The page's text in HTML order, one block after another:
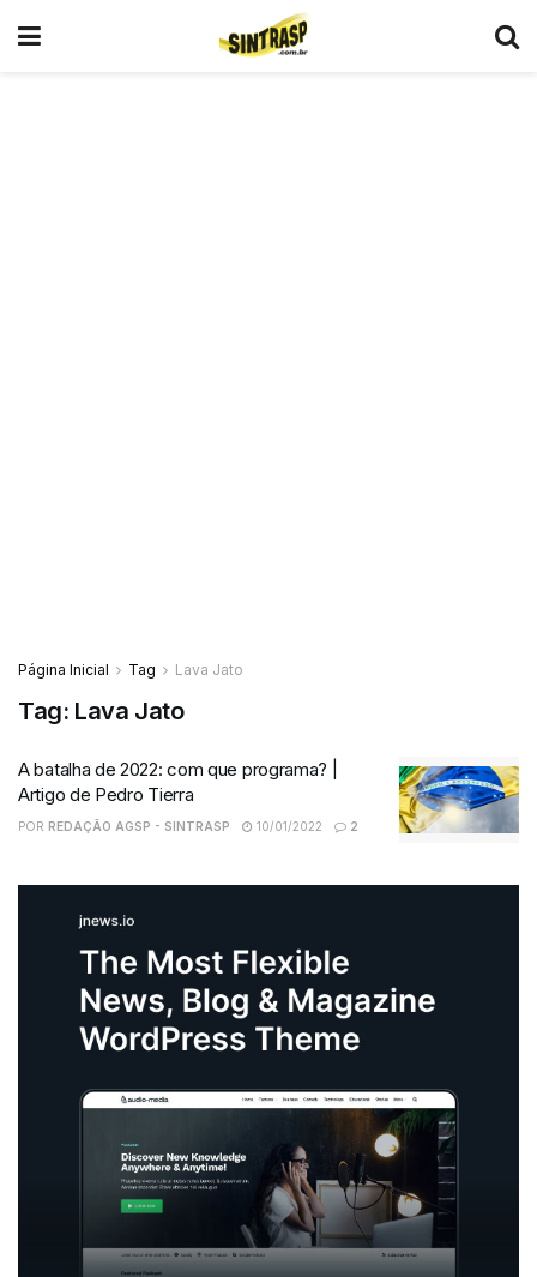
Página Inicial Tag Lava Jato
Tag: Lava Jato
A batalha de 2022: com que programa? |
Artigo de Pedro Tierra
POR REDAÇÃO AGSP - SINTRASP 10/01/2022 2